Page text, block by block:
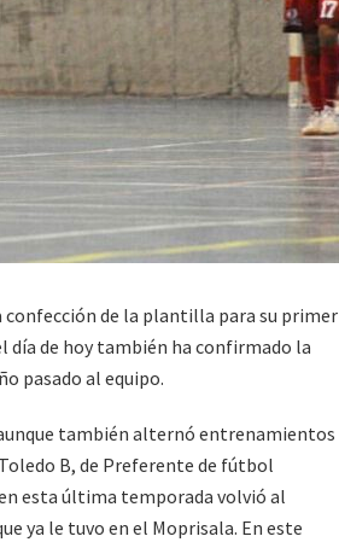
confección de la plantilla para su primer
día de hoy también ha confirmado la
pasado al equipo.
también alternó entrenamientos
B, de Preferente de fútbol
esta última temporada volvió al
ya le tuvo en el Moprisala. En este